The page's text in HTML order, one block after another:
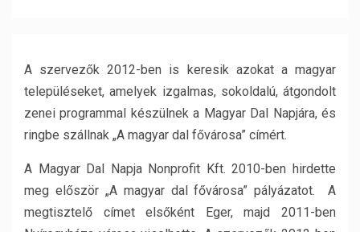
A szervezők 2012-ben is keresik azokat a magyar
településeket, amelyek izgalmas, sokoldalú, átgondolt
zenei programmal készülnek a Magyar Dal Napjára, és
ringbe szállnak „A magyar dal fővárosa” címért.
A Magyar Dal Napja Nonprofit Kft. 2010-ben hirdette
meg először „A magyar dal fővárosa” pályázatot. A
megtisztelő címet elsőként Eger, majd 2011-ben